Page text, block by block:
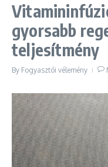
gyorsabb
teljesítmény
By Fogyasztói vélemény